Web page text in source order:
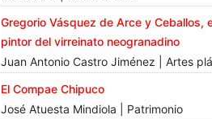
Gregorio Vásquez de Arce y Ceballos,
pintor del virreinato neogranadino
Juan Antonio Castro Jiménez | Artes
El Compae Chipuco
José Atuesta Mindiola | Patrimonio